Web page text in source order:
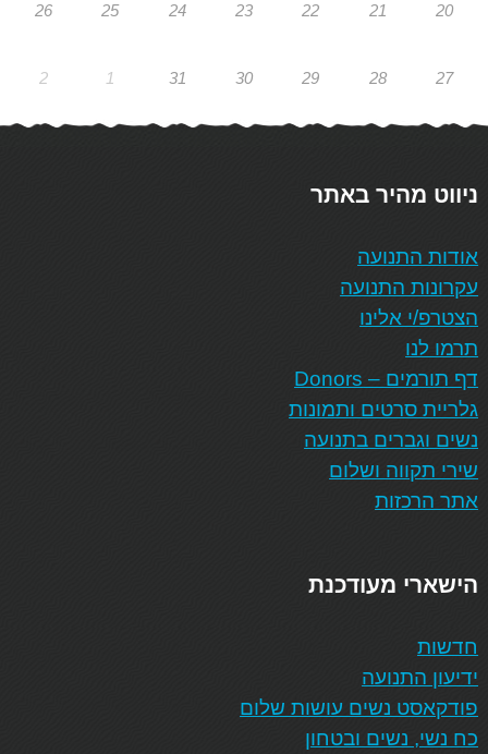
20
21
22
23
24
25
26
27
28
29
30
31
1
2
ניווט מהיר באתר
אודות התנועה
עקרונות התנועה
הצטרפ/י אלינו
תרמו לנו
דף תורמים – Donors
גלריית סרטים ותמונות
נשים וגברים בתנועה
שירי תקווה ושלום
אתר הרכזות
הישארי מעודכנת
חדשות
ידיעון התנועה
פודקאסט נשים עושות שלום
כח נשי, נשים ובטחון